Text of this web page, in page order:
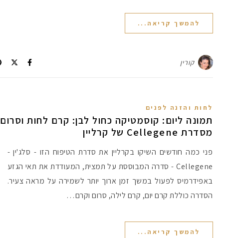
להמשך קריאה...
קורין
לחות והזנה לפנים
תמונה ליום: קוסמטיקה כחול לבן: קרם לחות וסרום
מסדרת Cellegene של קרליין
פני כמה חודשים השיקו בקרליין את סדרת הטיפוח הזו - סלג'ין -
Cellegene - סדרה המבוססת על תמצית, המעודדת את תאי הגזע
באפידרמיס לפעול במשך זמן ארוך יותר לשמירה על מראה צעיר.
הסדרה כוללת קרם יום, קרם לילה, סרום וקרם…
להמשך קריאה...